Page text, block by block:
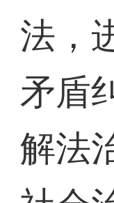
法，
矛盾
解法